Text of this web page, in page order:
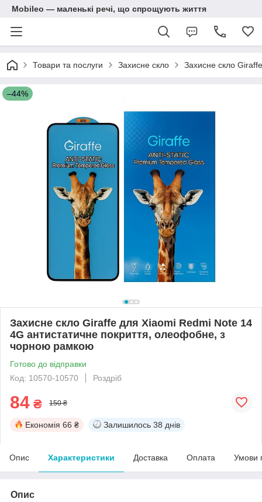
Mobileo — маленькі речі, що спрощують життя
Товари та послуги Захисне скло Захисне скло
–44%
Захисне скло Giraffe для Xiaomi Redmi Note 14
4G антистатичне покриття, олеофобне, з
чорною рамкою
Готово до відправки
Код: 10570-10570
Роздріб
84 ₴ 150 ₴
Економія 66 ₴ Залишилось 38 днів
Опис Характеристики Доставка Оплата Умови
Опис